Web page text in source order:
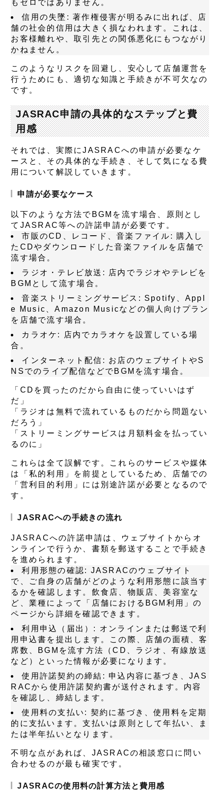
もゼロではありません。
信用の失墜 : 著作権侵害が明るみに出れば、店
舗の社会的信用は大きく損なわれます。これは、
お客様離れや、取引先との関係悪化にもつながり
かねません。
このようなリスクを回避し、安心して店舗運営を
行うためにも、適切な知識と手続きが不可欠なの
です。
JASRAC申請の具体的なステップと費
用感
それでは、実際にJASRACへの申請が必要なケ
ースと、その具体的な手続き、そして気になる費
用について解説していきます。
申請が必要なケース
以下のような方法でBGMを流す場合、原則とし
てJASRAC等への許諾申請が必要です。
市販のCD、レコード、音楽ファイル : 購入し
たCDやダウンロードした音楽ファイルを店舗で
流す場合。
ラジオ・テレビ放送 : 店内でラジオやテレビを
BGMとして流す場合。
音楽ストリーミングサービス : Spotify、Appl
e Music、Amazon Musicなどの個人向けプラン
を店舗で流す場合。
カラオケ : 店内でカラオケを設置している場
合。
インターネット配信 : お店のウェブサイトやS
NSでのライブ配信などでBGMを流す場合。
「CDを買ったのだから自由に使っていいはず
だ」
「ラジオは無料で流れているものだから問題ない
だろう」
「ストリーミングサービスは月額料金を払ってい
るのに」
これらは全て誤解です。これらのサービスや媒体
は「私的利用」を前提としているため、店舗での
「営利目的利用」には別途許諾が必要となるので
す。
JASRACへの手続きの流れ
JASRACへの許諾申請は、ウェブサイトからオ
ンラインで行うか、書類を郵送することで手続き
を進められます。
利用形態の確認: JASRACのウェブサイト
で、ご自身の店舗がどのような利用形態に該当す
るかを確認します。飲食店、物販店、美容室な
ど、業種によって「店舗におけるBGM利用」の
ページから詳細を確認できます。
利用申込（届出） : オンラインまたは郵送で利
用申込書を提出します。この際、店舗の面積、客
席数、BGMを流す方法（CD、ラジオ、有線放送
など）といった情報が必要になります。
使用許諾契約の締結 : 申込内容に基づき、JAS
RACから使用許諾契約書が送付されます。内容
を確認し、締結します。
使用料の支払い : 契約に基づき、使用料を定期
的に支払います。支払いは原則として年払い、ま
たは半年払いとなります。
不明な点があれば、JASRACの相談窓口に問い
合わせるのが最も確実です。
JASRACの使用料の計算方法と費用感